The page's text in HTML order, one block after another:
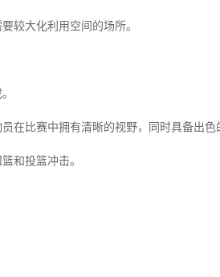
较大化利用空间的场所。
在比赛中拥有清晰的视野，同时具备出色
和投篮冲击。